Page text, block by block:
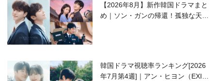
【2026年8月】新作韓国ドラマまと
め｜ソン・ガンの帰還！孤独な天才
韓国ドラマ視聴率ランキング[2026
年7月第4週]｜アン・ヒヨン（EXID